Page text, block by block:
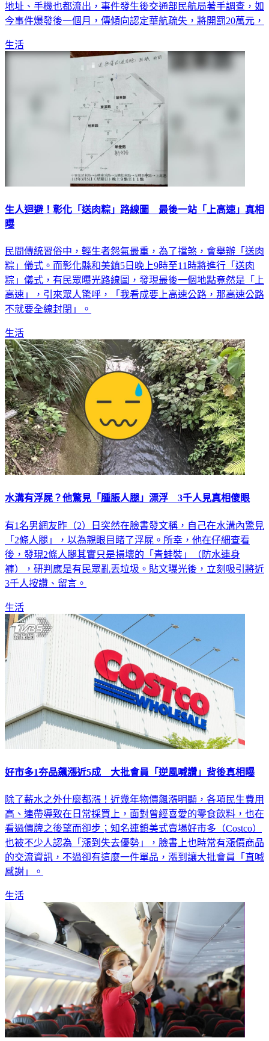
地址、手機也都流出，事件發生後交通部民航局著手調查，如
今事件爆發後一個月，傳傾向認定華航疏失，將開罰20萬元，
生活
生人迴避！彰化「送肉粽」路線圖 最後一站「上高速」真相
曝
民間傳統習俗中，輕生者怨氣最重，為了擋煞，會舉辦「送肉
粽」儀式。而彰化縣和美鎮5日晚上9時至11時將進行「送肉
粽」儀式，有民眾曝光路線圖，發現最後一個地點竟然是「上
高速」，引來眾人驚呼，「我看成要上高速公路，那高速公路
不就要全線封閉」。
生活
水溝有浮屍？他驚見「腫脹人腿」漂浮 3千人見真相傻眼
有1名男網友昨（2）日突然在臉書發文稱，自己在水溝內驚見
「2條人腿」，以為親眼目睹了浮屍。所幸，他在仔細查看
後，發現2條人腿其實只是損壞的「青蛙裝」（防水連身
褲），研判應是有民眾亂丟垃圾。貼文曝光後，立刻吸引將近
3千人按讚、留言。
生活
好市多1夯品飆漲近5成 大批會員「逆風喊讚」背後真相曝
除了薪水之外什麼都漲！近幾年物價飆漲明顯，各項民生費用
高、連帶導致在日常採買上，面對曾經喜愛的零食飲料，也在
看過價牌之後望而卻步；知名連鎖美式賣場好市多（Costco）
也被不少人認為「漲到失去優勢」，臉書上也時常有漲價商品
的交流資訊，不過卻有這麼一件單品，漲到讓大批會員「直喊
感謝」。
生活